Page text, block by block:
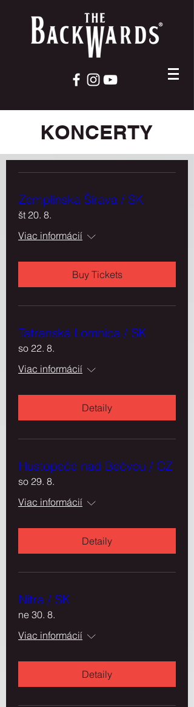
KONCERTY
Zemplínska Šírava / SK
št 20. 8.
Viac informácií
Buy Tickets
Tatranská Lomnica / SK
so 22. 8.
Viac informácií
Detaily
Hustopeče nad Bečvou / CZ
so 29. 8.
Viac informácií
Detaily
Nitra / SK
ne 30. 8.
Viac informácií
Detaily